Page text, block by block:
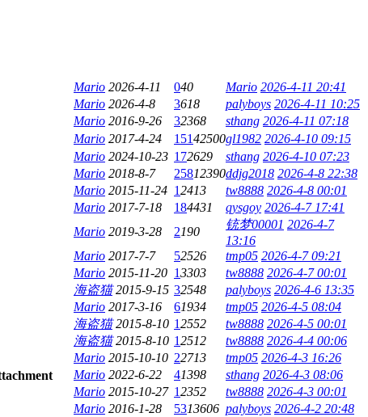
Mario 2026-4-11 040 Mario 2026-4-11 20:41
Mario 2026-4-8 3618 palyboys 2026-4-11 10:25
Mario 2016-9-26 32368 sthang 2026-4-11 07:18
Mario 2017-4-24 15142500gl1982 2026-4-10 09:15
Mario 2024-10-23 172629 sthang 2026-4-10 07:23
Mario 2018-8-7 25812390ddjg2018 2026-4-8 22:38
Mario 2015-11-24 12413 tw8888 2026-4-8 00:01
Mario 2017-7-18 184431 qysgoy 2026-4-7 17:41
Mario 2019-3-28 2190
铳梦00001 2026-4-7
13:16
Mario 2017-7-7 52526 tmp05 2026-4-7 09:21
Mario 2015-11-20 13303 tw8888 2026-4-7 00:01
海盗猫 2015-9-15 32548 palyboys 2026-4-6 13:35
Mario 2017-3-16 61934 tmp05 2026-4-5 08:04
海盗猫 2015-8-10 12552 tw8888 2026-4-5 00:01
海盗猫 2015-8-10 12512 tw8888 2026-4-4 00:06
Mario 2015-10-10 22713 tmp05 2026-4-3 16:26
Mario 2022-6-22 41398 sthang 2026-4-3 08:06
Mario 2015-10-27 12352 tw8888 2026-4-3 00:01
Mario 2016-1-28 5313606 palyboys 2026-4-2 20:48